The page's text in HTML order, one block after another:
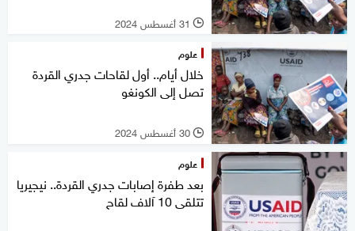
l 31 أغسطس 2024
علوم
خلال أيام.. أول لقاحات جدري القردة
تصل إلى الكونغو
l 30 أغسطس 2024
علوم
بعد طفرة إصابات جدري القردة.. نيجيريا
تتلقى 10 آلاف لقاح